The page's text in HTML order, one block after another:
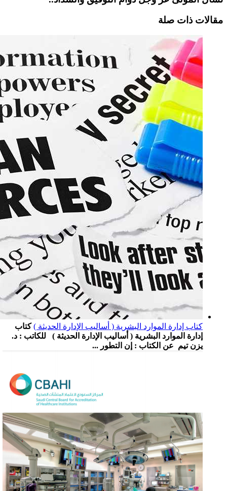
مقالات ذات صلة
كتاب إدارة الموارد البشرية ( أساليب الإدارة الحديثة ) كتاب
إدارة الموارد البشرية ( أساليب الإدارة الحديثة ) للكاتب : د.
يزن تيم عن الكتاب : إن التطور ...